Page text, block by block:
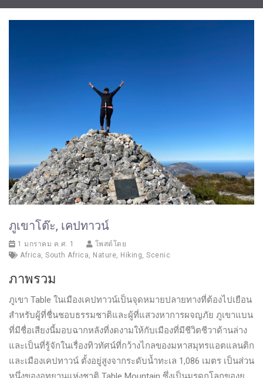
ภูเขาโต๊ะ, เคปทาวน์
1 มกราคม ค.ศ. 1
โพสต์โดย
Africa South Africa Nature Hiking Scenic
ภาพรวม
ภูเขา Table ในเมืองเคปทาวน์เป็นจุดหมายปลายทางที่ต้องไปเยือน
สำหรับผู้ที่ชื่นชอบธรรมชาติและผู้ที่แสวงหาการผจญภัย ภูเขาแบน
ที่มีชื่อเสียงนี้มอบฉากหลังที่งดงามให้กับเมืองที่มีชีวิตชีวาด้านล่าง
และเป็นที่รู้จักในเรื่องทิวทัศน์ที่กว้างไกลของมหาสมุทรแอตแลนติก
และเมืองเคปทาวน์ ตั้งอยู่สูงจากระดับน้ำทะเล 1,086 เมตร เป็นส่วน